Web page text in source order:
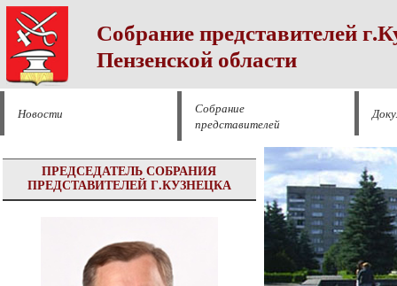
Собрание представителей
Пензенской области
Новости
Собрание
представителей
ПРЕДСЕДАТЕЛЬ СОБРАНИЯ
ПРЕДСТАВИТЕЛЕЙ Г.КУЗНЕЦКА